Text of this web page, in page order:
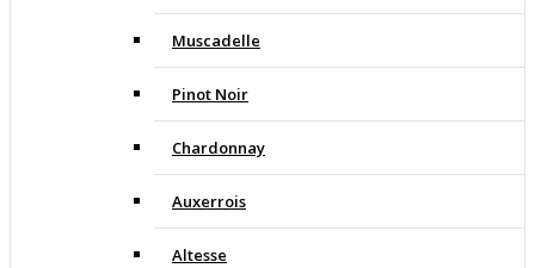
Muscadelle
Pinot Noir
Chardonnay
Auxerrois
Altesse